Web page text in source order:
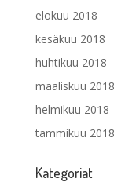
elokuu 2018
kesäkuu 2018
huhtikuu 2018
maaliskuu 2018
helmikuu 2018
tammikuu 2018
Kategoriat